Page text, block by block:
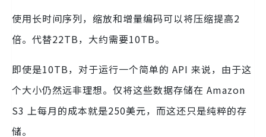
使用长时间序列，缩放和增量编码可以将压缩提高2
倍。代替22TB，大约需要10TB。
即使是10TB，对于运行一个简单的 API 来说，由于这
个大小仍然远非理想。仅将这些数据存储在 Amazon
S3 上每月的成本就是250美元，而这还只是纯粹的存
储。